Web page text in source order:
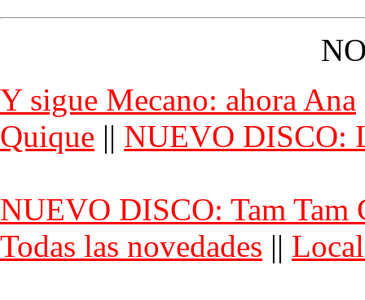
Y sigue Mecano: ahora Ana
Quique || NUEVO DISCO:
NUEVO DISCO: Tam Tam
Todas las novedades ||